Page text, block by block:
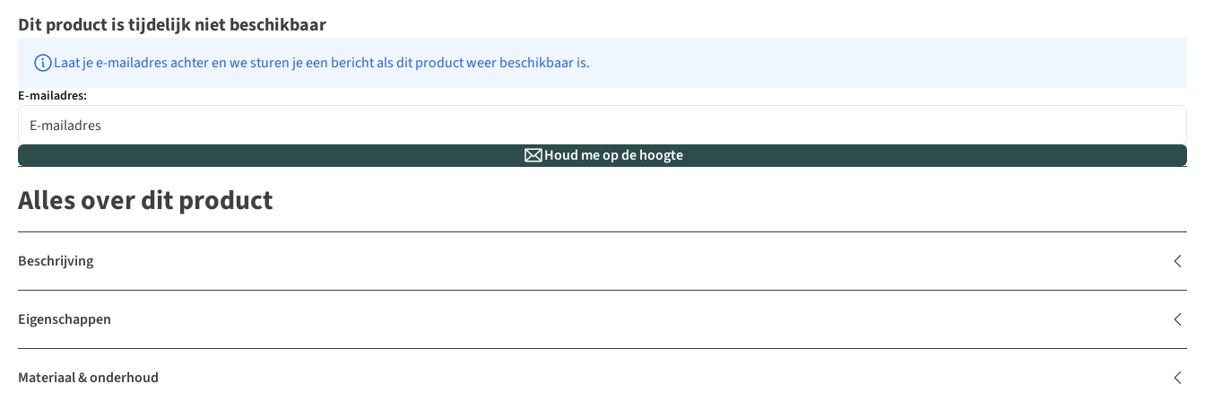
Dit product is tijdelijk niet beschikbaar
Laat je e-mailadres achter en we sturen je een bericht als dit product weer beschikbaar is.
E-mailadres:
Houd me op de hoogte
Alles over dit product
Beschrijving
Eigenschappen
Materiaal & onderhoud